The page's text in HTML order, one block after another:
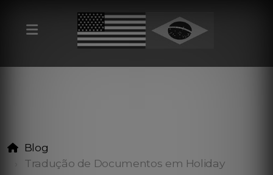
Blog
Tradução de Documentos em Holiday